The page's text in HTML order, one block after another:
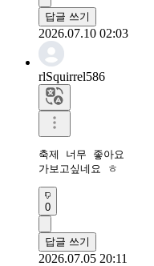
답글 쓰기
2026.07.10 02:03
rlSquirrel586
축제 너무 좋아요
가보고싶네요 ㅎ
0
답글 쓰기
2026.07.05 20:11